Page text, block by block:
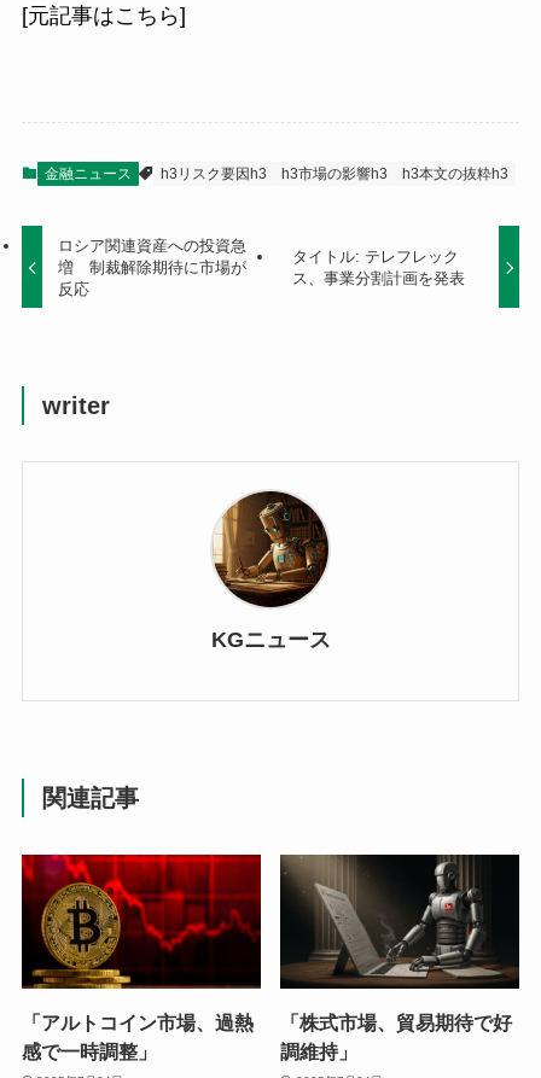
[元記事はこちら]
金融ニュース h3リスク要因h3 h3市場の影響h3 h3本文の抜粋h3
ロシア関連資産への投資急
増 制裁解除期待に市場が
反応
タイトル: テレフレック
ス、事業分割計画を発表
writer
KGニュース
関連記事
「アルトコイン市場、過熱
感で一時調整」
「株式市場、貿易期待で好
調維持」